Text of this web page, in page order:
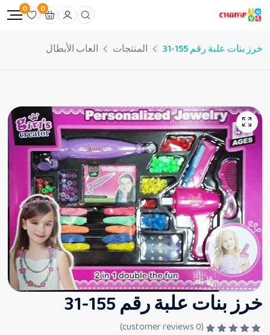
0
0
خرز بنات علبة رقم 155-31 المنتجات العاب الأبطال
خرز بنات علبة رقم 155-31
(
0